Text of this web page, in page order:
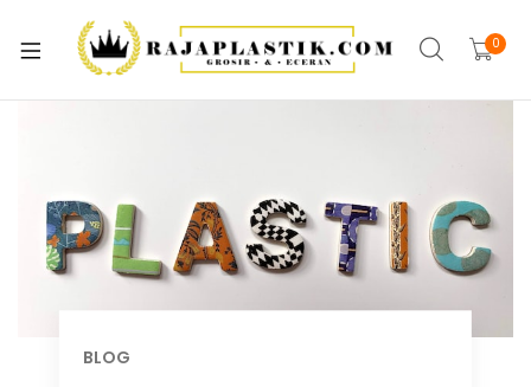
0
BLOG